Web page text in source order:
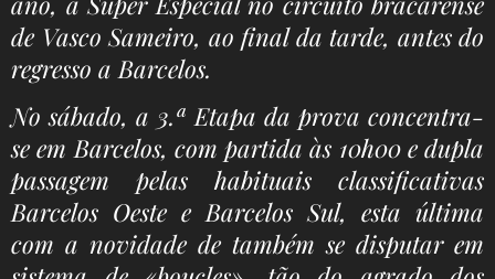
de Vasco Sameiro, ao final da tarde, antes do
regresso a Barcelos.
No sábado, a 3.ª Etapa da prova concentra-
se em Barcelos, com partida às 10h00 e dupla
passagem pelas habituais classificativas
Barcelos Oeste e Barcelos Sul, esta última
com a novidade de também se disputar em